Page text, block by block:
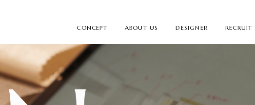
CONCEPT ABOUT US DESIGNER RECRUIT